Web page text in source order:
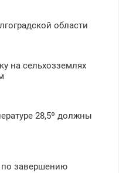
области
на сельхозземлях
28,5º должны
по завершению